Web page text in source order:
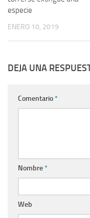
especie
ENERO 10, 2019
DEJA UNA
Comentario*
Nombre*
Web